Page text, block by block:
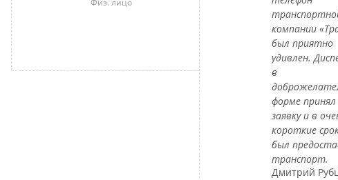
Физ. лицо
компании
был приятно
удивлен.
в
форме
заявку и в
короткие
был
транспорт.
Дмитрий